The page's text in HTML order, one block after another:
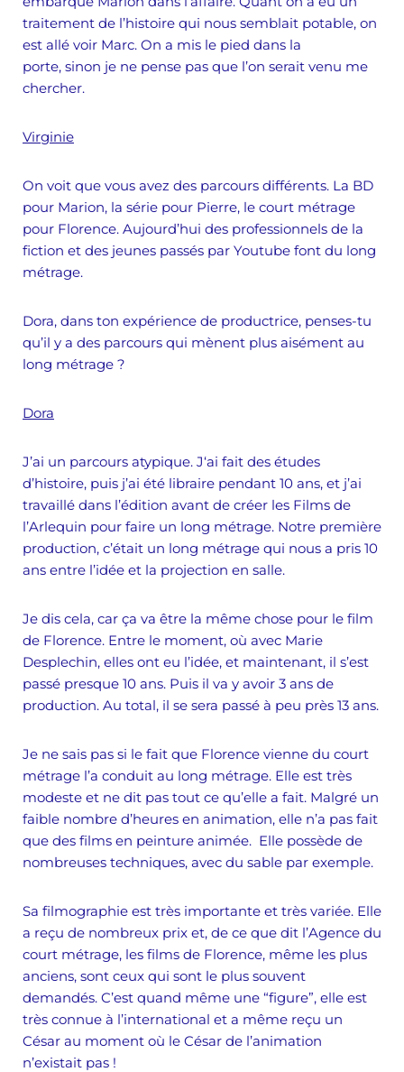
traitement de l’histoire qui nous semblait potable, on
est allé voir Marc. On a mis le pied dans la
porte, sinon je ne pense pas que l’on serait venu me
chercher.
Virginie
On voit que vous avez des parcours différents. La BD
pour Marion, la série pour Pierre, le court métrage
pour Florence. Aujourd’hui des professionnels de la
fiction et des jeunes passés par Youtube font du long
métrage.
Dora, dans ton expérience de productrice, penses-tu
qu’il y a des parcours qui mènent plus aisément au
long métrage ?
Dora
J’ai un parcours atypique. J‘ai fait des études
d’histoire, puis j’ai été libraire pendant 10 ans, et j’ai
travaillé dans l’édition avant de créer les Films de
l’Arlequin pour faire un long métrage. Notre première
production, c’était un long métrage qui nous a pris 10
ans entre l’idée et la projection en salle.
Je dis cela, car ça va être la même chose pour le film
de Florence. Entre le moment, où avec Marie
Desplechin, elles ont eu l’idée, et maintenant, il s’est
passé presque 10 ans. Puis il va y avoir 3 ans de
production. Au total, il se sera passé à peu près 13 ans.
Je ne sais pas si le fait que Florence vienne du court
métrage l’a conduit au long métrage. Elle est très
modeste et ne dit pas tout ce qu’elle a fait. Malgré un
faible nombre d’heures en animation, elle n’a pas fait
que des films en peinture animée. Elle possède de
nombreuses techniques, avec du sable par exemple.
Sa filmographie est très importante et très variée. Elle
a reçu de nombreux prix et, de ce que dit l’Agence du
court métrage, les films de Florence, même les plus
anciens, sont ceux qui sont le plus souvent
demandés. C’est quand même une “figure”, elle est
très connue à l’international et a même reçu un
César au moment où le César de l’animation
n’existait pas !